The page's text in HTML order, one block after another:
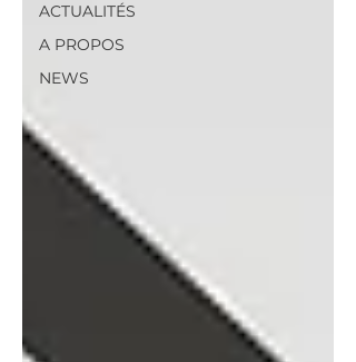
ACTUALITÉS
A PROPOS
NEWS